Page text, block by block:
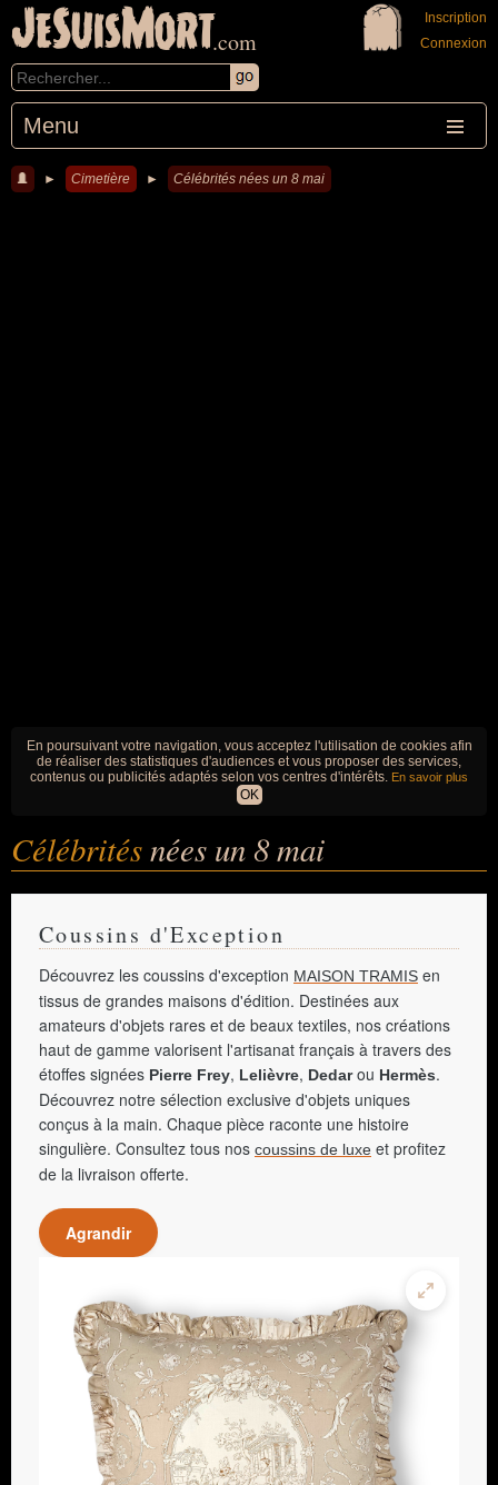
JeSuisMort.com
Menu
Inscription
Connexion
► Cimetière ► Célébrités nées un 8 mai
En poursuivant votre navigation, vous acceptez l'utilisation de cookies afin
de réaliser des statistiques d'audiences et vous proposer des services,
contenus ou publicités adaptés selon vos centres d'intérêts. En savoir plus
OK
Célébritésnées un 8 mai
Coussins d'Exception
Découvrez les coussins d'exception MAISON TRAMIS en
tissus de grandes maisons d'édition. Destinées aux
amateurs d'objets rares et de beaux textiles, nos créations
haut de gamme valorisent l'artisanat français à travers des
étoffes signées Pierre Frey, Lelièvre, Dedarou Hermès.
Découvrez notre sélection exclusive d'objets uniques
conçus à la main. Chaque pièce raconte une histoire
singulière. Consultez tous nos coussins de luxe et profitez
de la livraison offerte.
Agrandir